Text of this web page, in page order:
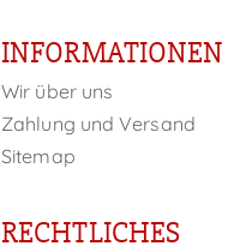
INFORMATIONEN
Wir über uns
Zahlung und Versand
Sitemap
RECHTLICHES